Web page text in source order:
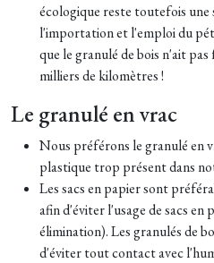
écologique reste toutefois
l'importation et l'emploi du
que le granulé de bois n'ait
milliers de kilomètres !
Le granulé en vrac
Nous préférons le granulé en
plastique trop présent dans
Les sacs en papier sont
afin d'éviter l'usage de sacs en
élimination). Les granulés de
d'éviter tout contact avec